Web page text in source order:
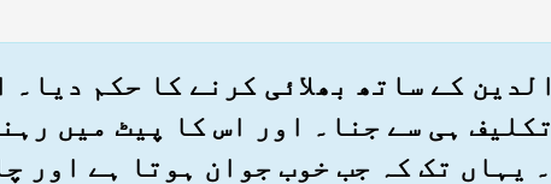
کے ساتھ بھلائی کرنے کا حکم
ہی سے جنا۔ اور اس کا پیٹ میں
یہاں تک کہ جب خوب جوان ہوتا ہے اور